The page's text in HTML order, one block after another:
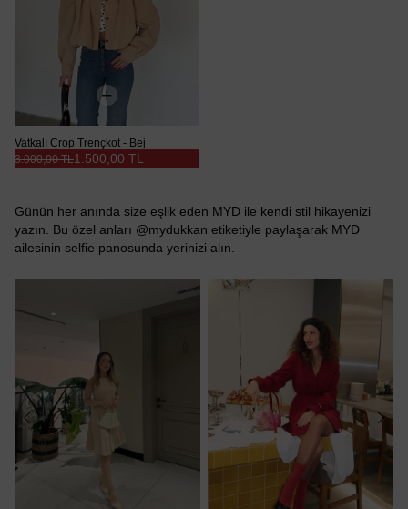
Vatkalı Crop Trençkot - Bej
1.500,00 TL
3.000,00 TL
Günün her anında size eşlik eden MYD ile kendi stil hikayenizi
yazın. Bu özel anları @mydukkan etiketiyle paylaşarak MYD
ailesinin selfie panosunda yerinizi alın.